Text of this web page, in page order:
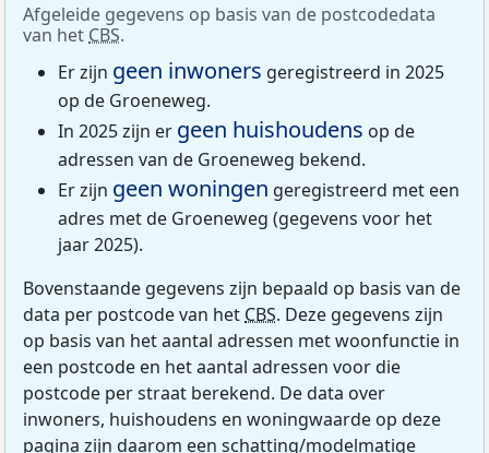
Afgeleide gegevens op basis van de postcodedata
van het CBS.
Er zijn geen inwoners geregistreerd in 2025
op de Groeneweg.
In 2025 zijn er geen huishoudens op de
adressen van de Groeneweg bekend.
Er zijn geen woningen geregistreerd met een
adres met de Groeneweg (gegevens voor het
jaar 2025).
Bovenstaande gegevens zijn bepaald op basis van de
data per postcode van het CBS. Deze gegevens zijn
op basis van het aantal adressen met woonfunctie in
een postcode en het aantal adressen voor die
postcode per straat berekend. De data over
inwoners, huishoudens en woningwaarde op deze
pagina zijn daarom een schatting/modelmatige